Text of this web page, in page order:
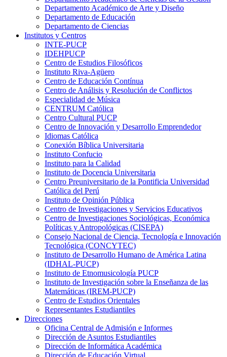
Departamento Académico de Arte y Diseño
Departamento de Educación
Departamento de Ciencias
Institutos y Centros
INTE-PUCP
IDEHPUCP
Centro de Estudios Filosóficos
Instituto Riva-Agüero
Centro de Educación Contínua
Centro de Análisis y Resolución de Conflictos
Especialidad de Música
CENTRUM Católica
Centro Cultural PUCP
Centro de Innovación y Desarrollo Emprendedor
Idiomas Católica
Conexión Bíblica Universitaria
Instituto Confucio
Instituto para la Calidad
Instituto de Docencia Universitaria
Centro Preuniversitario de la Pontificia Universidad
Católica del Perú
Instituto de Opinión Pública
Centro de Investigaciones y Servicios Educativos
Centro de Investigaciones Sociológicas, Económica
Políticas y Antropológicas (CISEPA)
Consejo Nacional de Ciencia, Tecnología e Innovación
Tecnológica (CONCYTEC)
Instituto de Desarrollo Humano de América Latina
(IDHAL-PUCP)
Instituto de Etnomusicología PUCP
Instituto de Investigación sobre la Enseñanza de las
Matemáticas (IREM-PUCP)
Centro de Estudios Orientales
Representantes Estudiantiles
Direcciones
Oficina Central de Admisión e Informes
Dirección de Asuntos Estudiantiles
Dirección de Informática Académica
Dirección de Educación Virtual